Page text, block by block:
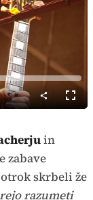
način
in
zabave
skrbeli že
razumeti